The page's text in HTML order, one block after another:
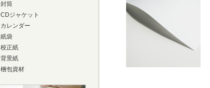
封筒
CDジャケット
カレンダー
紙袋
校正紙
背景紙
梱包資材